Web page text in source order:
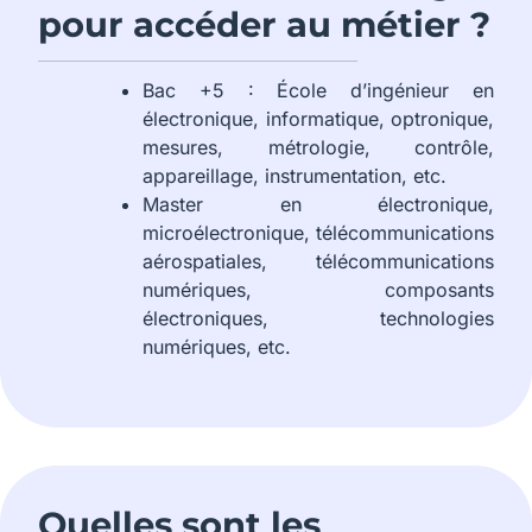
pour accéder au métier ?
Bac +5 : École d’ingénieur en
électronique, informatique, optronique,
mesures, métrologie, contrôle,
appareillage, instrumentation, etc.
Master en électronique,
microélectronique, télécommunications
aérospatiales, télécommunications
numériques, composants
électroniques, technologies
numériques, etc.